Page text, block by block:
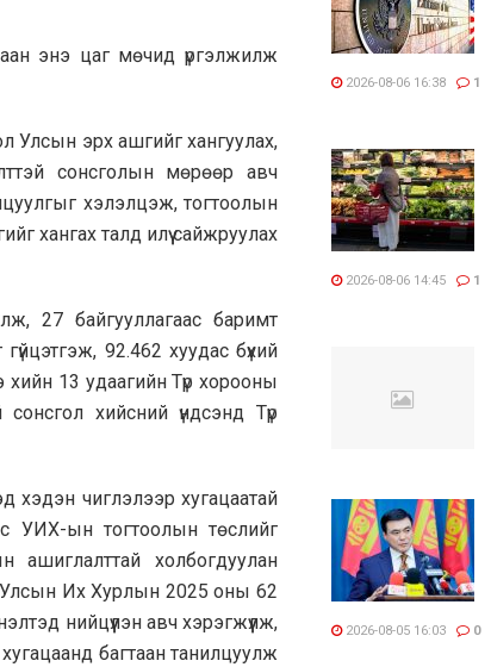
энэ цаг мөчид үргэлжилж
Улсын эрх ашгийг хангуулах,
сонсголын мөрөөр авч
хэлэлцэж, тогтоолын
хангах талд илүү сайжруулах
27 байгууллагаас баримт
92.462 хуудас бүхий
13 удаагийн Түр хорооны
хийсний үндсэнд Түр
хэдэн чиглэлээр хугацаатай
УИХ-ын тогтоолын төслийг
ашиглалттай холбогдуулан
Улсын Их Хурлын 2025 оны 62
нийцүүлэн авч хэрэгжүүлж,
багтаан танилцуулж
2026-08-06 16:38 1
2026-08-06 14:45 1
2026-08-05 16:03 0